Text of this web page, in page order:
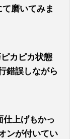
磨いてみま
カピカ状態
錯誤しながら
仕上げもかっ
ンが付いてい